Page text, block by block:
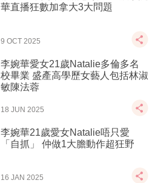
華直播狂數加拿大3大問題
9 OCT 2025
李婉華愛女21歲Natalie多倫多名
校畢業 盛產高學歷女藝人包括林淑
敏陳法蓉
18 JUN 2025
李婉華21歲愛女Natalie唔只愛
「自抓」 仲做1大膽動作超狂野
16 JAN 2025